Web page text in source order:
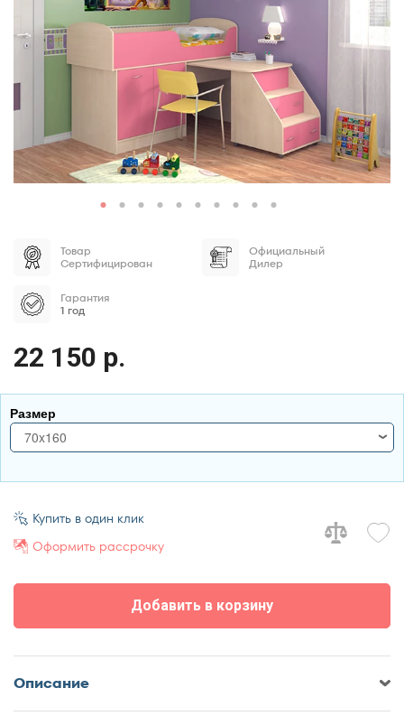
Товар
Сертифицирован
Официальный
Дилер
Гарантия
1 год
22 150 р.
Размер
70x160
Добавить в корзину
Купить в один клик
Оформить рассрочку
Описание